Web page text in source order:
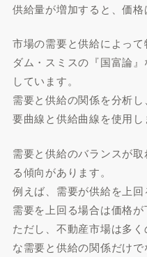
供給量が増加すると、価格
市場の需要と供給によっ
ダム・スミスの『国富論
しています。
需要と供給の関係を分析
要曲線と供給曲線を使用し
需要と供給のバランスが
る傾向があります。
例えば、需要が供給を上
需要を上回る場合は価格が
ただし、不動産市場は多
な需要と供給の関係だけ